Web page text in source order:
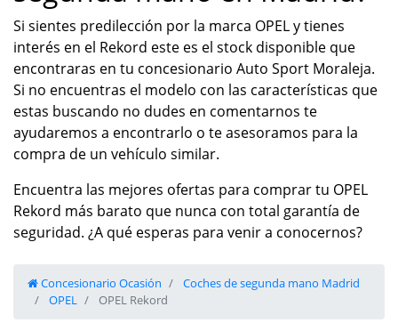
Si sientes predilección por la marca OPEL y tienes
interés en el Rekord este es el stock disponible que
encontraras en tu concesionario Auto Sport Moraleja.
Si no encuentras el modelo con las características que
estas buscando no dudes en comentarnos te
ayudaremos a encontrarlo o te asesoramos para la
compra de un vehículo similar.
Encuentra las mejores ofertas para comprar tu OPEL
Rekord más barato que nunca con total garantía de
seguridad. ¿A qué esperas para venir a conocernos?
Concesionario Ocasión
Coches de segunda mano Madrid
OPEL
OPEL Rekord